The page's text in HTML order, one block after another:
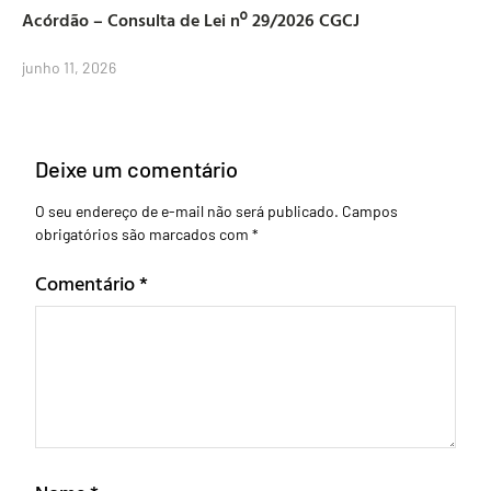
Acórdão – Consulta de Lei nº 29/2026 CGCJ
junho 11, 2026
Deixe um comentário
O seu endereço de e-mail não será publicado. Campos
obrigatórios são marcados com *
Comentário*